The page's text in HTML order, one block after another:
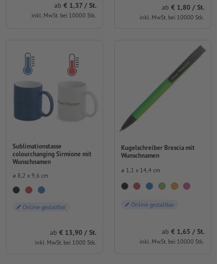
ab 1,37 / St.
inkl. MwSt. bei 10000 Stk.
ab 1,80 / St.
inkl. MwSt. bei 10000 Stk.
Sublimationstasse
colourchanging Sirmione mit
Wunschnamen
⌀ 8,2 x 9,6 cm
Online gestaltbar
ab 13,90 / St.
inkl. MwSt. bei 1000 Stk.
Kugelschreiber Brescia mit
Wunschnamen
⌀ 1,1 x 14,4 cm
Online gestaltbar
ab 1,65 / St.
inkl. MwSt. bei 10000 Stk.